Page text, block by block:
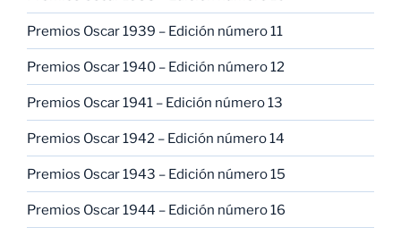
Premios Oscar 1939 – Edición número 11
Premios Oscar 1940 – Edición número 12
Premios Oscar 1941 – Edición número 13
Premios Oscar 1942 – Edición número 14
Premios Oscar 1943 – Edición número 15
Premios Oscar 1944 – Edición número 16